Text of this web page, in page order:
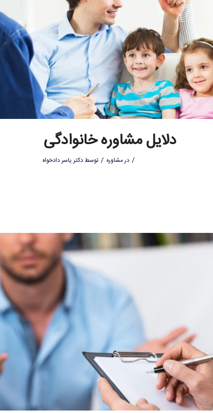
دلایل مشاوره خانوادگی
/ درمشاوره / توسطدکتر یاسر دادخواه